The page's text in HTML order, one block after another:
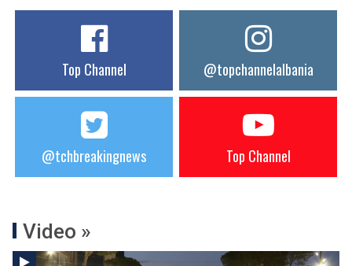
Top Channel @topchannelalbania
@tchbreakingnews Top Channel
Video »